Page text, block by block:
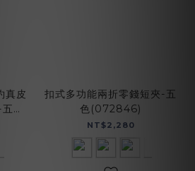
真皮
色
扣式多功能兩折零錢短夾-五
色(072846)
NT$2,280